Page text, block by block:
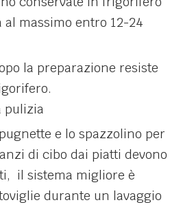
al massimo entro 12-24
la preparazione resiste
pulizia
e lo spazzolino per
di cibo dai piatti devono
il sistema migliore è
durante un lavaggio